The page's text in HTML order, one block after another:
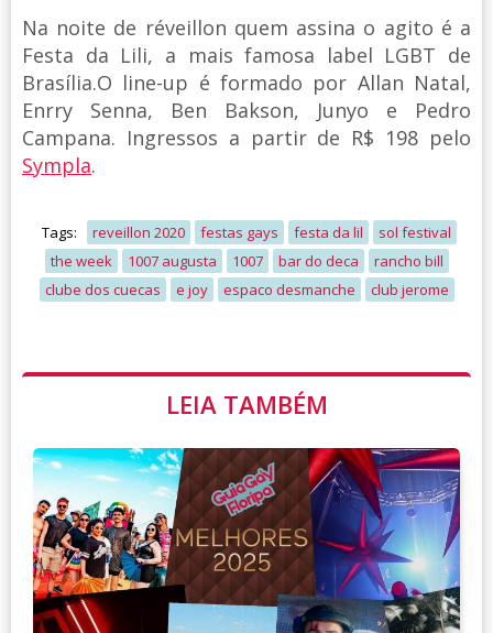
Na noite de réveillon quem assina o agito é a
Festa da Lili, a mais famosa label LGBT de
Brasília.O line-up é formado por Allan Natal,
Enrry Senna, Ben Bakson, Junyo e Pedro
Campana. Ingressos a partir de R$ 198 pelo
Sympla.
Tags: reveillon 2020 festas gays festa da lil
sol festival
the week
1007 augusta 1007 bar do deca
rancho bill
clube dos cuecas
e joy espaco desmanche club jerome
LEIA TAMBÉM